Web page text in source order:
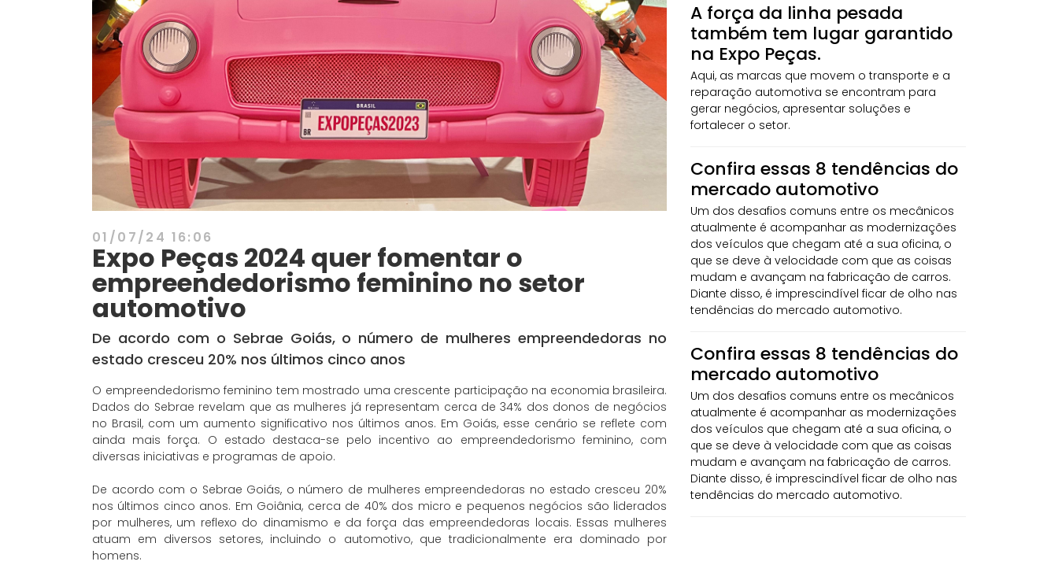
01/07/24 16:06
Expo Peças 2024 quer fomentar o
empreendedorismo feminino no setor
automotivo
De acordo com o Sebrae Goiás, o número de mulheres empreendedoras no
estado cresceu 20% nos últimos cinco anos
O empreendedorismo feminino tem mostrado uma crescente participação na economia brasileira.
Dados do Sebrae revelam que as mulheres já representam cerca de 34% dos donos de negócios
no Brasil, com um aumento significativo nos últimos anos. Em Goiás, esse cenário se reflete com
ainda mais força. O estado destaca-se pelo incentivo ao empreendedorismo feminino, com
diversas iniciativas e programas de apoio.
De acordo com o Sebrae Goiás, o número de mulheres empreendedoras no estado cresceu 20%
nos últimos cinco anos. Em Goiânia, cerca de 40% dos micro e pequenos negócios são liderados
por mulheres, um reflexo do dinamismo e da força das empreendedoras locais. Essas mulheres
atuam em diversos setores, incluindo o automotivo, que tradicionalmente era dominado por
homens.
A força da linha pesada
também tem lugar garantido
na Expo Peças.
Aqui, as marcas que movem o transporte e a
reparação automotiva se encontram para
gerar negócios, apresentar soluções e
fortalecer o setor.
Confira essas 8 tendências do
mercado automotivo
Um dos desafios comuns entre os mecânicos
atualmente é acompanhar as modernizações
dos veículos que chegam até a sua oficina, o
que se deve à velocidade com que as coisas
mudam e avançam na fabricação de carros.
Diante disso, é imprescindível ficar de olho nas
tendências do mercado automotivo.
Confira essas 8 tendências do
mercado automotivo
Um dos desafios comuns entre os mecânicos
atualmente é acompanhar as modernizações
dos veículos que chegam até a sua oficina, o
que se deve à velocidade com que as coisas
mudam e avançam na fabricação de carros.
Diante disso, é imprescindível ficar de olho nas
tendências do mercado automotivo.